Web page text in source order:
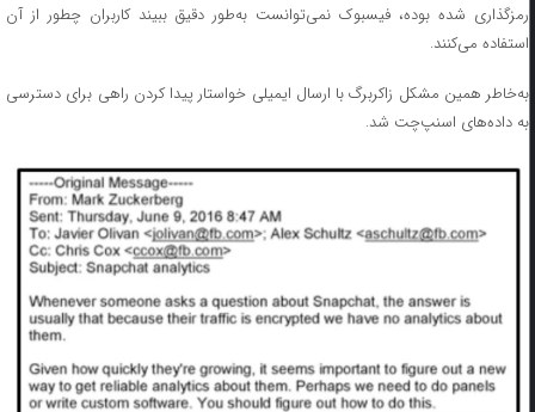
رمزگذاری شده بوده، فیسبوک نمی‌توانست به‌طور دقیق ببیند کاربران چطور از آن
استفاده می‌کنند.
به‌خاطر همین مشکل زاکربرگ با ارسال ایمیلی خواستار پیدا کردن راهی برای دسترسی
به داده‌های اسنپ‌چت شد.